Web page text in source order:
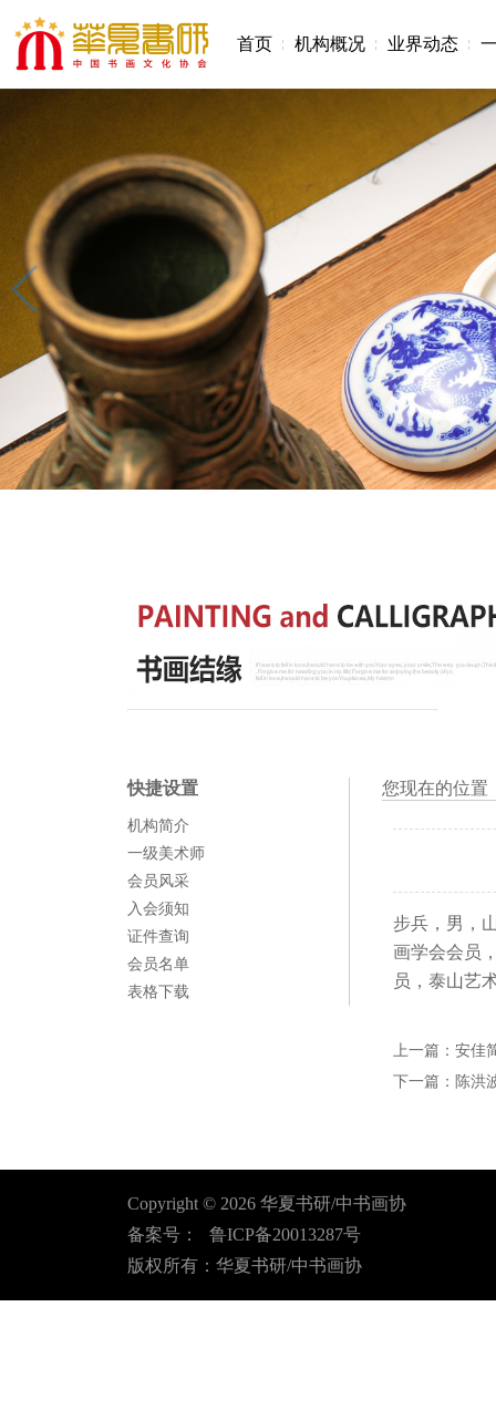
首页 机构概况 业界动态
快捷设置
机构简介
一级美术师
会员风采
入会须知
证件查询
会员名单
表格下载
您现在的位置
步兵，男，
画学会会员
员，泰山艺
上一篇： 安佳
下一篇： 陈洪
Copyright © 2026 华夏书研/中书画协
备案号：
鲁ICP备20013287号
版权所有：华夏书研/中书画协